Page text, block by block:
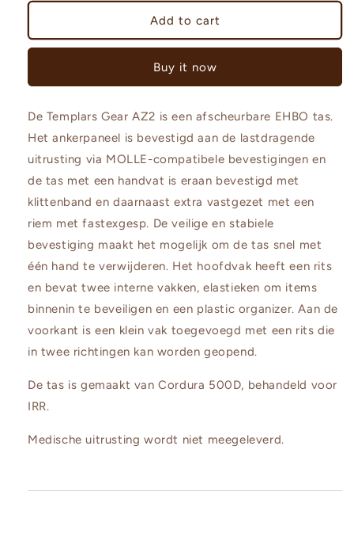
Gear
Rip-
First
Pouch
AZ-
Templars
Gear
Rip-
First
Pouch
AZ-
2
Add to cart
Buy it now
De Templars Gear AZ2 is een afscheurbare EHBO tas.
Het ankerpaneel is bevestigd aan de lastdragende
uitrusting via MOLLE-compatibele bevestigingen en
de tas met een handvat is eraan bevestigd met
klittenband en daarnaast extra vastgezet met een
riem met fastexgesp. De veilige en stabiele
bevestiging maakt het mogelijk om de tas snel met
één hand te verwijderen. Het hoofdvak heeft een rits
en bevat twee interne vakken, elastieken om items
binnenin te beveiligen en een plastic organizer. Aan de
voorkant is een klein vak toegevoegd met een rits die
in twee richtingen kan worden geopend.
De tas is gemaakt van Cordura 500D, behandeld voor
IRR.
Medische uitrusting wordt niet meegeleverd.